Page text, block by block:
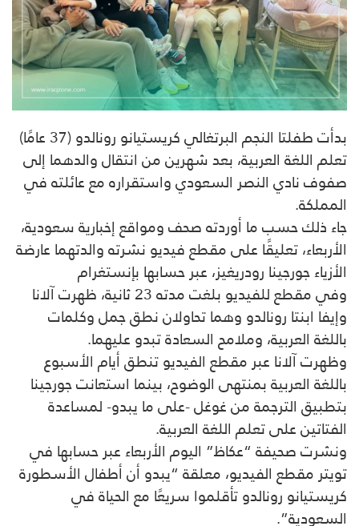
بدأت طفلتا النجم البرتغالي كريستيانو رونالدو (37 عامًا)
تعلم اللغة العربية، بعد شهرين من انتقال والدهما إلى
صفوف نادي النصر السعودي واستقراره مع عائلته في
المملكة.
جاء ذلك حسب ما أوردته صحف ومواقع إخبارية سعودية،
الأربعاء، تعليقًا على مقطع فيديو نشرته والدتهما عارضة
الأزياء جورجينا رودريغيز، عبر حسابها بإنستغرام
وفي مقطع للفيديو بلغت مدته 23 ثانية، ظهرت آلانا
وإيفا ابنتا رونالدو وهما تحاولان نطق جمل وكلمات
باللغة العربية، وملامح السعادة تبدو عليهما.
وظهرت آلانا عبر مقطع الفيديو تنطق أيام الأسبوع
باللغة العربية بمنتهى الوضوح، بينما استعانت جورجينا
بتطبيق الترجمة من غوغل -على ما يبدو- لمساعدة
الفتاتين على تعلم اللغة العربية.
ونشرت صحيفة “عكاظ” اليوم الأربعاء عبر حسابها في
تويتر مقطع الفيديو، معلقة “يبدو أن أطفال الأسطورة
كريستيانو رونالدو تأقلموا سريعًا مع الحياة في
السعودية”.